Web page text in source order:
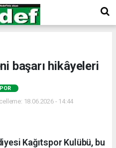
başarı hikâyeleri
18.06.2026 - 14:44
Kağıtspor Kulübü, bu